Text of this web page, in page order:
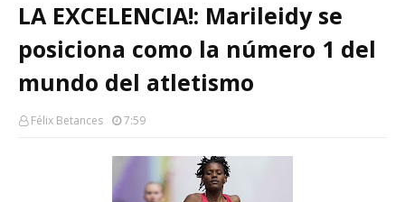
LA EXCELENCIA!: Marileidy se
posiciona como la número 1 del
mundo del atletismo
Félix Betances 7:59